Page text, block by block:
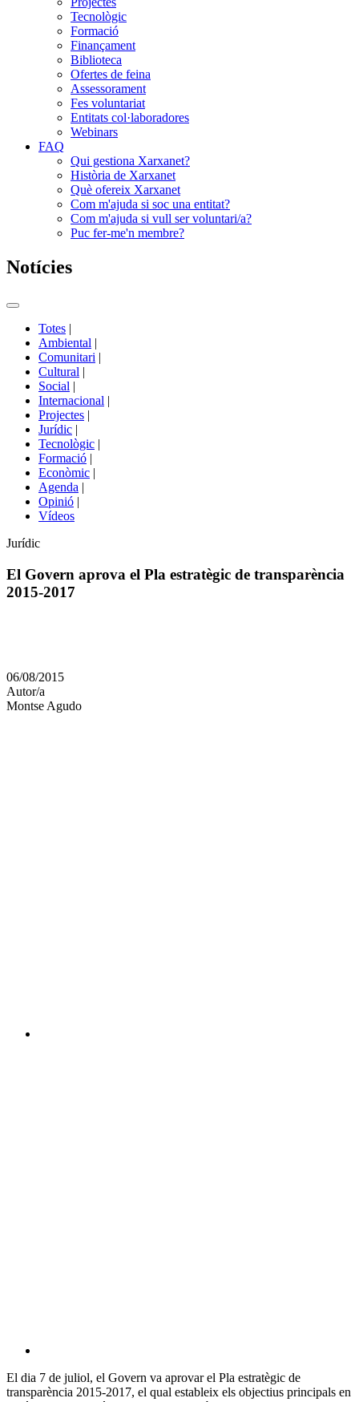
Tecnològic
Formació
Finançament
Biblioteca
Ofertes de feina
Assessorament
Fes voluntariat
Entitats col·laboradores
Webinars
FAQ
Qui gestiona Xarxanet?
Història de Xarxanet
Què ofereix Xarxanet
Com m'ajuda si soc una entitat?
Com m'ajuda si vull ser voluntari/a?
Puc fer-me'n membre?
Notícies
Commutador
portals
Totes |
Ambiental |
Comunitari |
Cultural |
Social |
Internacional |
Projectes |
Jurídic |
Tecnològic |
Formació |
Econòmic |
Agenda |
Opinió |
Vídeos
Àmbit
la
notícia
Jurídic
El Govern aprova el Pla estratègic de transparència
2015-2017
en
altres
xarxes
socials
06/08/2015
Autor/a
Montse Agudo
El dia 7 de juliol, el Govern va aprovar el Pla estratègic de
transparència 2015-2017, el qual estableix els objectius principals en